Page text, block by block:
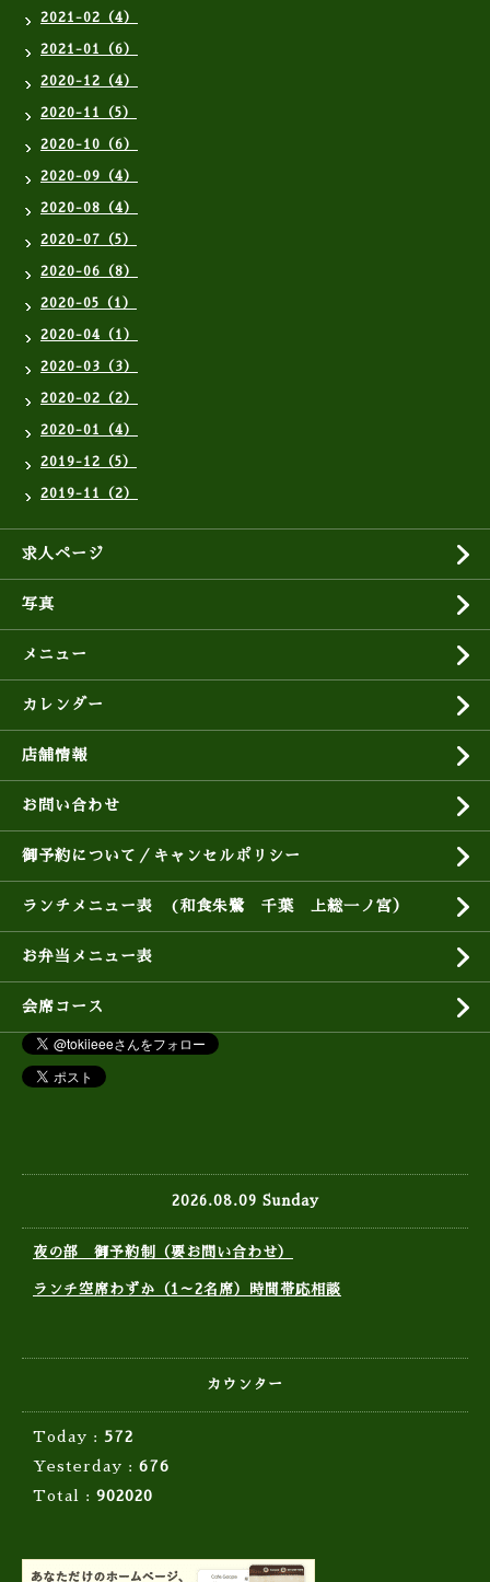
2021-02（4）
2021-01（6）
2020-12（4）
2020-11（5）
2020-10（6）
2020-09（4）
2020-08（4）
2020-07（5）
2020-06（8）
2020-05（1）
2020-04（1）
2020-03（3）
2020-02（2）
2020-01（4）
2019-12（5）
2019-11（2）
求人ページ
写真
メニュー
カレンダー
店舗情報
お問い合わせ
御予約について／キャンセルポリシー
ランチメニュー表 (和食朱鷺 千葉 上総一ノ宮）
お弁当メニュー表
会席コース
2026.08.09 Sunday
夜の部 御予約制（要お問い合わせ）
ランチ空席わずか（1～2名席）時間帯応相談
カウンター
Today : 572
Yesterday : 676
Total : 902020